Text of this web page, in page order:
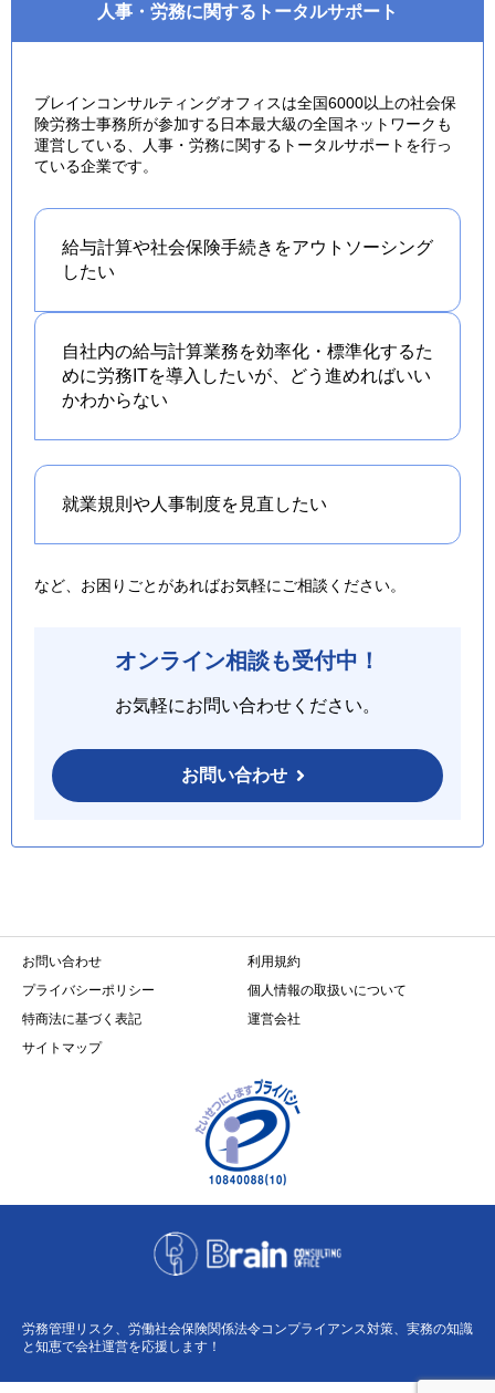
人事・労務に関するトータルサポート
ブレインコンサルティングオフィスは全国6000以上の社会保
険労務士事務所が参加する日本最大級の全国ネットワークも
運営している、人事・労務に関するトータルサポートを行っ
ている企業です。
給与計算や社会保険手続きをアウトソーシング
したい
自社内の給与計算業務を効率化・標準化するた
めに労務ITを導入したいが、どう進めればいい
かわからない
就業規則や人事制度を 見直したい
など、お困りごとがあればお気軽にご相談ください。
オンライン相談も受付中！
お気軽にお問い合わせください。
お問い合わせ
お問い合わせ
利用規約
プライバシーポリシー
個人情報の取扱いについて
特商法に基づく表記
運営会社
サイトマップ
労務管理リスク、労働社会保険関係法令コンプライアンス対策、実務の知識
と知恵で会社運営を応援します！